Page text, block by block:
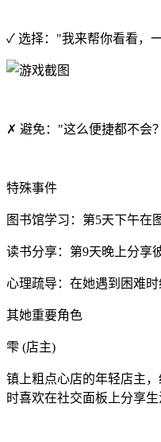
✓ 选择："我来帮你看看，
✗ 避免："这么便捷都不会
特殊事件
图书馆学习：第5天下午在
读书分享：第9天晚上分享
心理疏导：在她遇到困难
其她重要角色
雫 (店主)
镇上粗点心店的年轻店主
时喜欢在社交面板上分享生